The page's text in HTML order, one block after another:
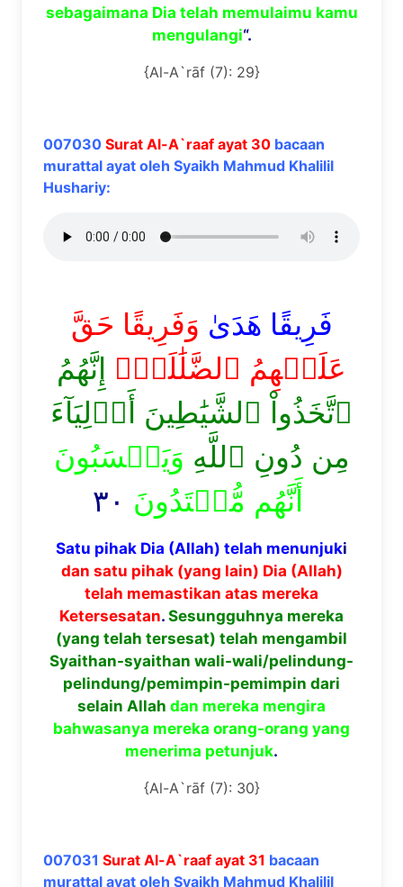
sebagaimana Dia telah memulaimu kamu
mengulangi“.
{Al-A`rāf (7): 29}
007030 Surat Al-A`raaf ayat 30 bacaan
murattal ayat oleh Syaikh Mahmud Khalilil
Hushariy:
فَرِيقًا هَدَىٰ وَفَرِيقًا حَقَّ
عَلَيۡهِمُ ٱلضَّلَٰلَةُۚ إِنَّهُمُ
ٱتَّخَذُواْ ٱلشَّيَٰطِينَ أَوۡلِيَآءَ
مِن دُونِ ٱللَّهِ وَيَحۡسَبُونَ
أَنَّهُم مُّهۡتَدُونَ ٣٠
Satu pihak Dia (Allah) telah menunjuki
dan satu pihak (yang lain) Dia (Allah)
telah memastikan atas mereka
Ketersesatan. Sesungguhnya mereka
(yang telah tersesat) telah mengambil
Syaithan-syaithan wali-wali/pelindung-
pelindung/pemimpin-pemimpin dari
selain Allah dan mereka mengira
bahwasanya mereka orang-orang yang
menerima petunjuk.
{Al-A`rāf (7): 30}
007031 Surat Al-A`raaf ayat 31 bacaan
murattal ayat oleh Syaikh Mahmud Khalilil